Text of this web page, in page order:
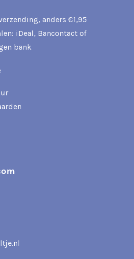
anders €1,95
iDeal, Bancontact of
bank